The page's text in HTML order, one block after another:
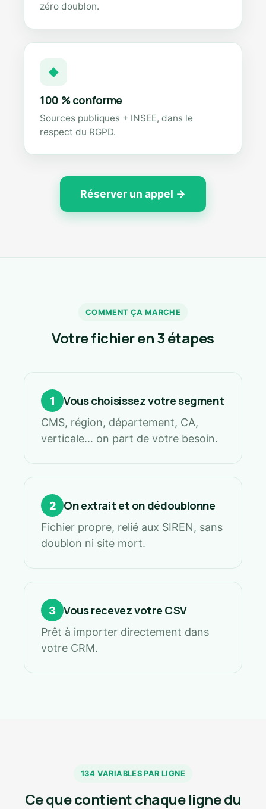
zéro doublon.
◆
100 % conforme
Sources publiques + INSEE, dans le
respect du RGPD.
Réserver un appel →
COMMENT ÇA MARCHE
Votre fichier en 3 étapes
1 Vous choisissez votre segment
CMS, région, département, CA,
verticale… on part de votre besoin.
2 On extrait et on dédoublonne
Fichier propre, relié aux SIREN, sans
doublon ni site mort.
3 Vous recevez votre CSV
Prêt à importer directement dans
votre CRM.
134 VARIABLES PAR LIGNE
Ce que contient chaque ligne du